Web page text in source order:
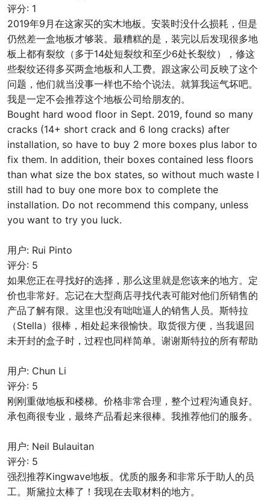
评分: 1
2019年9月在这家买的实木地板。安装时没什么损耗，但是
仍然差一盒地板才够装。最糟糕的是，装完以后发现很多地
板上都有裂纹（多于14处短裂纹和至少6处长裂纹），修这
些裂纹还得多买两盒地板和人工费。跟这家公司反映了这个
问题，他们就当没事一样也不给个说法。就算我运气坏吧。
我是一定不会推荐这个地板公司给朋友的。
Bought hard wood floor in Sept. 2019, found so many
cracks (14+ short crack and 6 long cracks) after
installation, so have to buy 2 more boxes plus labor to
fix them. In addition, their boxes contained less floors
than what size the box states, so without much waste I
still had to buy one more box to complete the
installation. Do not recommend this company, unless
you want to try you luck.
用户: Rui Pinto
评分: 5
如果您正在寻找好的选择，那么这里就是您该来的地方。定
价也非常好。忘记在大型商店寻找代表可能对他们所销售的
产品了解有限。这里也没有咄咄逼人的销售人员。斯特拉
（Stella）很棒，相处​​起来很愉快。取货很方便，当我退回
未开封的盒子时，过程也同样简单。谢谢斯特拉的所有帮助
用户: Chun Li
评分: 5
刚刚重做地板和楼梯。价格非常合理，整个过程沟通良好。
承包商很专业，最终产品看起来很棒。我推荐他们的服务。
用户: Neil Bulauitan
评分: 5
强烈推荐Kingwave地板。优质的服务和非常乐于助人的员
工。斯黛拉太棒了！我现在去取材料的地方。